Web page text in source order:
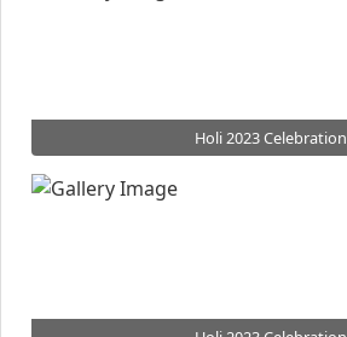
Holi 2023 Celebration